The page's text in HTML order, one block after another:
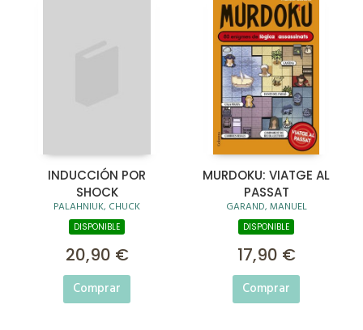
INDUCCIÓN POR
SHOCK
PALAHNIUK, CHUCK
DISPONIBLE
20,90 €
Comprar
MURDOKU: VIATGE AL
PASSAT
GARAND, MANUEL
DISPONIBLE
17,90 €
Comprar